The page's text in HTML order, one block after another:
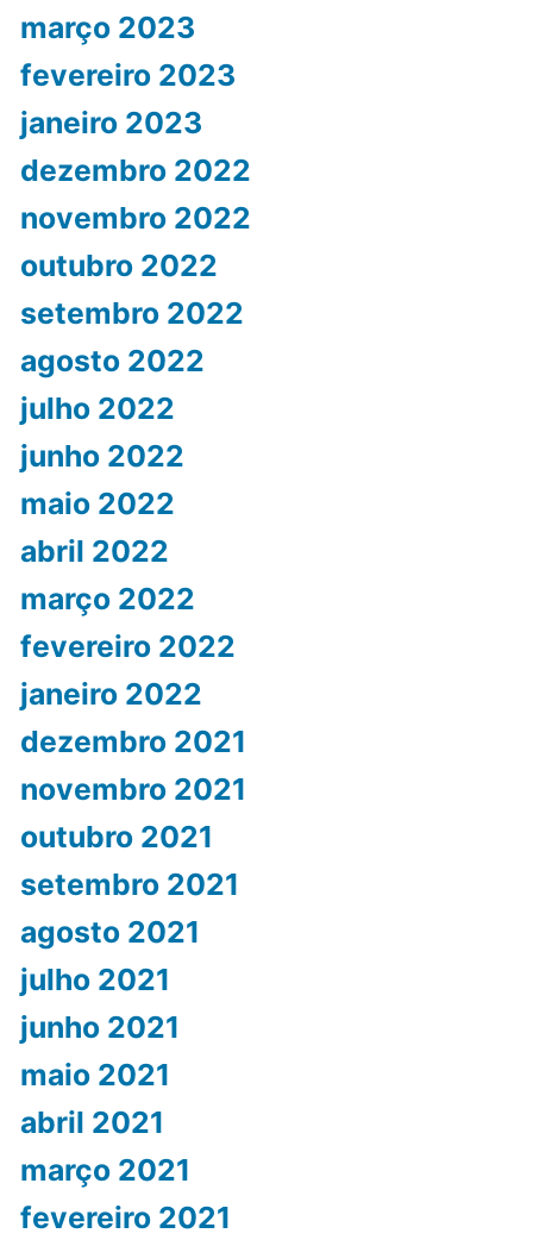
março 2023
fevereiro 2023
janeiro 2023
dezembro 2022
novembro 2022
outubro 2022
setembro 2022
agosto 2022
julho 2022
junho 2022
maio 2022
abril 2022
março 2022
fevereiro 2022
janeiro 2022
dezembro 2021
novembro 2021
outubro 2021
setembro 2021
agosto 2021
julho 2021
junho 2021
maio 2021
abril 2021
março 2021
fevereiro 2021